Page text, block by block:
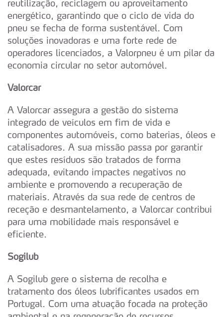
reutilização, reciclagem ou aproveitamento
energético, garantindo que o ciclo de vida do
pneu se fecha de forma sustentável. Com
soluções inovadoras e uma forte rede de
operadores licenciados, a Valorpneu é um pilar da
economia circular no setor automóvel.
Valorcar
A Valorcar assegura a gestão do sistema
integrado de veículos em fim de vida e
componentes automóveis, como baterias, óleos e
catalisadores. A sua missão passa por garantir
que estes resíduos são tratados de forma
adequada, evitando impactes negativos no
ambiente e promovendo a recuperação de
materiais. Através da sua rede de centros de
receção e desmantelamento, a Valorcar contribui
para uma mobilidade mais responsável e
eficiente.
Sogilub
A Sogilub gere o sistema de recolha e
tratamento dos óleos lubrificantes usados em
Portugal. Com uma atuação focada na proteção